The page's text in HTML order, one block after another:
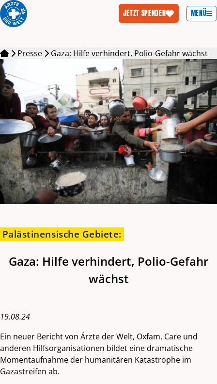
JETZT SPENDEN MENÜ
Presse
Gaza: Hilfe verhindert, Polio-Gefahr wächst
Palästinensische Gebiete:
Gaza: Hilfe verhindert, Polio-Gefahr
wächst
19.08.24
Ein neuer Bericht von Ärzte der Welt, Oxfam, Care und
anderen Hilfsorganisationen bildet eine dramatische
Momentaufnahme der humanitären Katastrophe im
Gazastreifen ab.